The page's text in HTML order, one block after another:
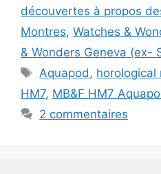
découvertes à propos
Montres, Watches &
& Wonders Geneva (ex-
Étiquettes
Aquapod , horological
HM7, MB&F HM7
2 commentaires